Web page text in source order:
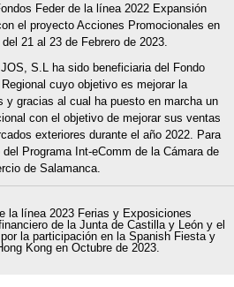
Feder de la línea 2022 Expansión
el proyecto Acciones Promocionales en
21 al 23 de Febrero de 2023.
S.L ha sido beneficiaria del Fondo
cuyo objetivo es mejorar la
y gracias al cual ha puesto en marcha un
con el objetivo de mejorar sus ventas
exteriores durante el año 2022. Para
Programa Int-eComm de la Cámara de
de Salamanca.
la línea 2023 Ferias y Exposiciones
de la Junta de Castilla y León y el
la participación en la Spanish Fiesta y
Kong en Octubre de 2023.